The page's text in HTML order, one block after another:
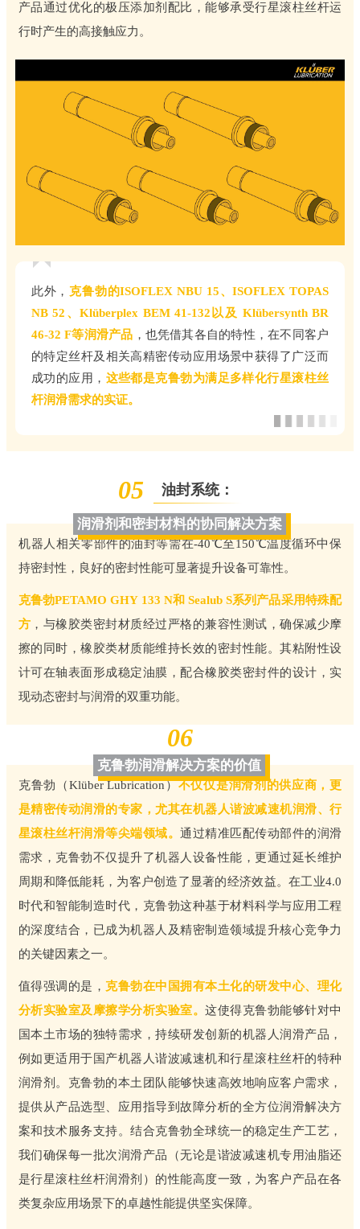
产品通过优化的极压添加剂配比，能够承受行星滚柱丝杆运
行时产生的高接触应力。
此外，克鲁勃的ISOFLEX NBU 15、ISOFLEX TOPAS
NB 52、Klüberplex BEM 41-132以及 Klübersynth BR
46-32 F等润滑产品 ，也凭借其各自的特性，在不同客户
的特定丝杆及相关高精密传动应用场景中获得了广泛而
成功的应用， 这些都是克鲁勃为满足多样化行星滚柱丝
杆润滑需求的实证。
05 油封系统：
润滑剂和密封材料的协同解决方案
机器人相关零部件的油封等需在-40℃至150℃温度循环中保
持密封性，良好的密封性能可显著提升设备可靠性。
克鲁勃PETAMO GHY 133 N和 Sealub S系列产品采用特殊配
方 ，与橡胶类密封材质经过严格的兼容性测试，确保减少摩
擦的同时，橡胶类材质能维持长效的密封性能。其粘附性设
计可在轴表面形成稳定油膜，配合橡胶类密封件的设计，实
现动态密封与润滑的双重功能。
06
克鲁勃润滑解决方案的价值
克鲁勃（Klüber Lubrication）不仅仅是润滑剂的供应商，更
是精密传动润滑的专家，尤其在机器人谐波减速机润滑、行
星滚柱丝杆润滑等尖端领域。通过精准匹配传动部件的润滑
需求，克鲁勃不仅提升了机器人设备性能，更通过延长维护
周期和降低能耗，为客户创造了显著的经济效益。在工业4.0
时代和智能制造时代，克鲁勃这种基于材料科学与应用工程
的深度结合，已成为机器人及精密制造领域提升核心竞争力
的关键因素之一。
值得强调的是， 克鲁勃在中国拥有本土化的研发中心、理化
分析实验室及摩擦学分析实验室。这使得克鲁勃能够针对中
国本土市场的独特需求，持续研发创新的机器人润滑产品，
例如更适用于国产机器人谐波减速机和行星滚柱丝杆的特种
润滑剂。克鲁勃的本土团队能够快速高效地响应客户需求，
提供从产品选型、应用指导到故障分析的全方位润滑解决方
案和技术服务支持。结合克鲁勃全球统一的稳定生产工艺，
我们确保每一批次润滑产品（无论是谐波减速机专用油脂还
是行星滚柱丝杆润滑剂）的性能高度一致，为客户产品在各
类复杂应用场景下的卓越性能提供坚实保障。